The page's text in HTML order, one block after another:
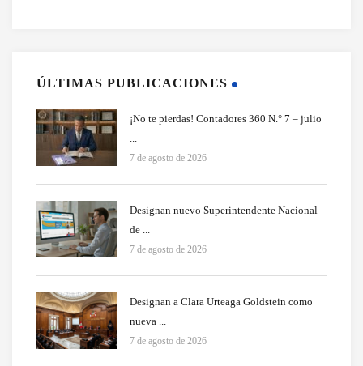
ÚLTIMAS PUBLICACIONES
¡No te pierdas! Contadores 360 N.° 7 – julio
7 de agosto de 2026
Designan nuevo Superintendente Nacional
de ...
7 de agosto de 2026
Designan a Clara Urteaga Goldstein como
nueva ...
7 de agosto de 2026